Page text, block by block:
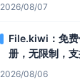
2026/08/07
File.kiwi：免费
册，无限制，
有Web文件夹功
2026/08/06